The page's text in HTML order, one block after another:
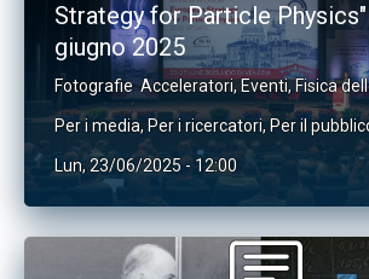
Strategy for Particle
giugno 2025
Fotografie Acceleratori, Eventi,Fisica
Per i media, Per i ricercatori, Per il
Lun, 23/06/2025 - 12:00